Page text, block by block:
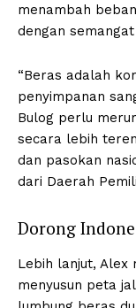
menambah
dengan
“Beras adalah
penyimpanan
Bulog perlu
secara lebih
dan pasokan
dari Daerah
Dorong
Lebih lanjut, Alex
menyusun peta